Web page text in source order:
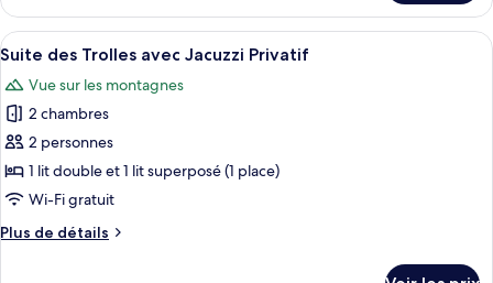
Vierge
avec
Jacuzzi
Privatif
avec
vis
à
vis
le
type
de
Suite
à
la
Vierge
avec
Jacuzzi
Privatif
avec
Afficher
toutes
les
photos
pour
ce
type
chambre :
Une pièce rustique en bois, avec un
5
Suite des Trolles avec Jacuzzi Privatif
Vue sur les montagnes
2 chambres
2 personnes
1 lit double et 1 lit superposé (1 place)
Wi-Fi gratuit
Plus de détails
Plus